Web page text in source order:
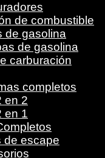
de combustible
de gasolina
de gasolina
carburación
completos
en 2
en 1
de escape